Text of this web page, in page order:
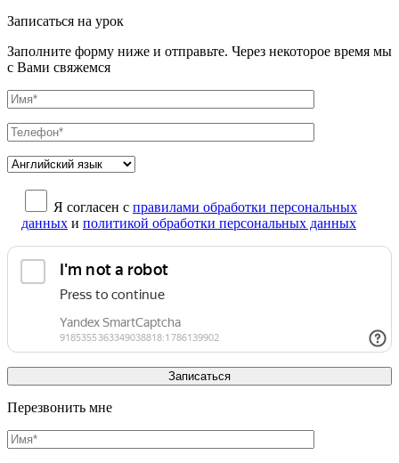
Записаться на урок
Заполните форму ниже и отправьте. Через некоторое время мы
с Вами свяжемся
Я согласен с правилами обработки персональных
данных и политикой обработки персональных данных
Перезвонить мне